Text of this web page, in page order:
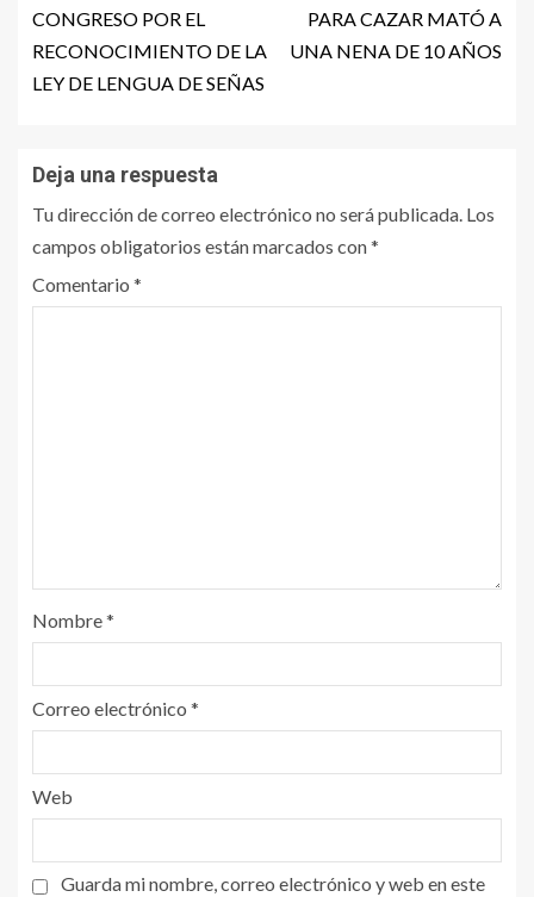
CONGRESO POR EL
RECONOCIMIENTO DE LA
LEY DE LENGUA DE SEÑAS
PARA CAZAR MATÓ A
UNA NENA DE 10 AÑOS
Deja una respuesta
Tu dirección de correo electrónico no será publicada. Los
campos obligatorios están marcados con*
Comentario *
Nombre*
Correo electrónico *
Web
Guarda mi nombre, correo electrónico y web en este